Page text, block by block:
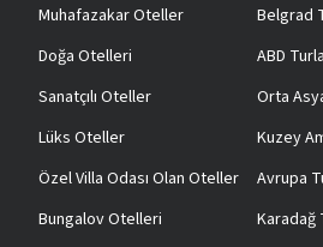
Muhafazakar Oteller
Doğa Otelleri
Sanatçılı Oteller
Lüks Oteller
Özel Villa Odası Olan Oteller
Bungalov Otelleri
Belgrad
ABD
Orta
Kuzey
Avrupa
Karadağ